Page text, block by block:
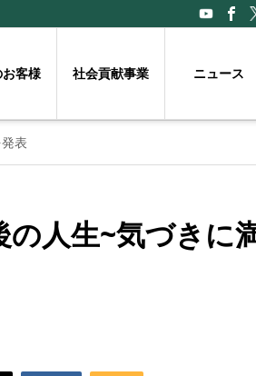
客様 社会貢献事業 ニュース
表
人生~気づきに